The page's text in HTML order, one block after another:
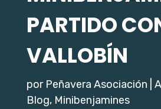
PARTIDO
VALLOBÍN
por Peñavera Asociación
Blog, Minibenjamines